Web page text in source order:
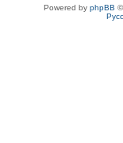
Powered by phpBB